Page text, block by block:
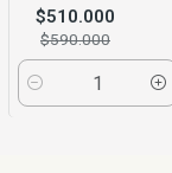
$510.000
$590.000
Cantidad